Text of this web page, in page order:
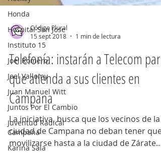
Honda
Hospital San Jose
Instituto 15
Joel Romero
Joel Vallomy
Juan Manuel Witt
Juntos Por El Cambio
Juventud Radical
Campana
Karina Sala
Código Plural
15 sept 2018
1 min de lectura
Telefonía: instarán a Telecom para
que atienda a sus clientes en
Campana
La iniciativa, busca que los vecinos de la